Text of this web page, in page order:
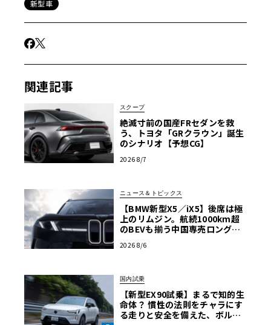
新型車
関連記事
スクープ
絶滅寸前の国産FRセダンを救
う、トヨタ「GRクラウン」誕生
のシナリオ【予想CG】
2026 8/7
ニュース＆トピックス
【BMW新型X5／iX5】後席は極
上のリムジン。航続1000km超
のBEVも揃う中国専売ロング仕
2026 8/6
国内試乗
【新型EX90試乗】まるで知的生
命体？ 慣性の法則をチャラにす
る走りと安全を備えた、ボルボ